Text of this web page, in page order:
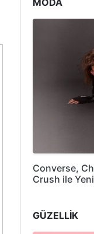
MODA
Converse,
Crush ile
GÜZELLİK